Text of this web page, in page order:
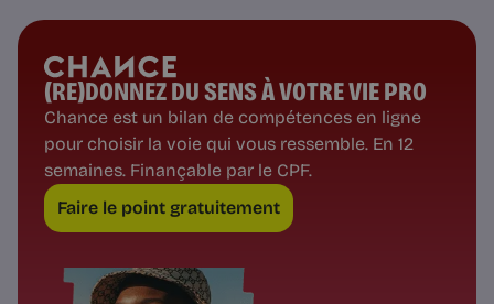
(RE)DONNEZ DU SENS À VOTRE VIE PRO
Chance est un bilan de compétences en ligne
pour choisir la voie qui vous ressemble. En 12
semaines. Finançable par le CPF.
Faire le point gratuitement